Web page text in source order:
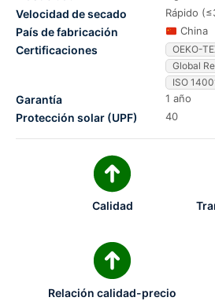
Velocidad de secado Rápido
País de fabricación China
Certificaciones
OEKO-
Global
ISO
Garantía 1 año
Protección solar (UPF) 40
Calidad
Relación calidad-precio